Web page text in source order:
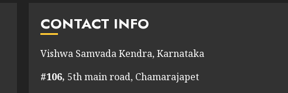
CONTACT INFO
Vishwa Samvada Kendra, Karnataka
#106, 5th main road, Chamarajapet